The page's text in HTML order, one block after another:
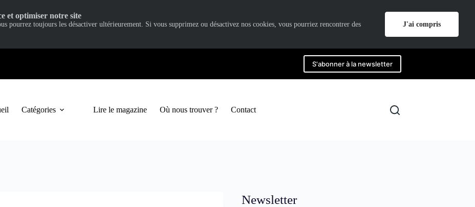
S'abonner à la newsletter
Catégories Lire le magazine Où nous trouver ? Contact
Newsletter
Newsletter
et optimiser notre site
pourrez toujours les désactiver ultérieurement. Si vous supprimez ou désactivez nos cookies, vous pourriez rencontrer des
J'ai compris